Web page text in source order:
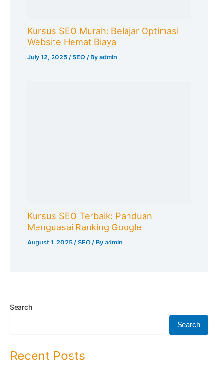
Kursus SEO Murah: Belajar Optimasi
Website Hemat Biaya
July 12, 2025/SEO / Byadmin
Kursus SEO Terbaik: Panduan
Menguasai Ranking Google
August 1, 2025/SEO / Byadmin
Search
Search
Recent Posts